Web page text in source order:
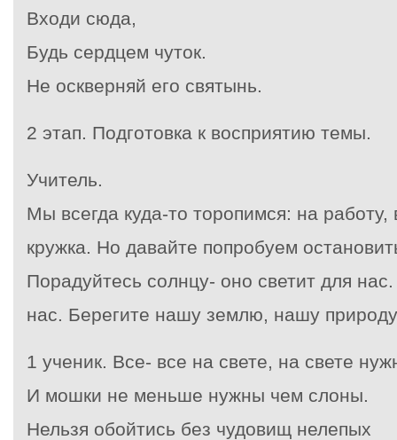
Входи сюда,
Будь сердцем чуток.
Не оскверняй его святынь.
2 этап. Подготовка к восприятию темы.
Учитель.
Мы всегда куда-то торопимся: на работу,
кружка. Но давайте попробуем
Порадуйтесь солнцу- оно светит для
нас. Берегите нашу землю, нашу
1 ученик. Все- все на свете, на свете
И мошки не меньше нужны чем слоны.
Нельзя обойтись без чудовищ нелепых